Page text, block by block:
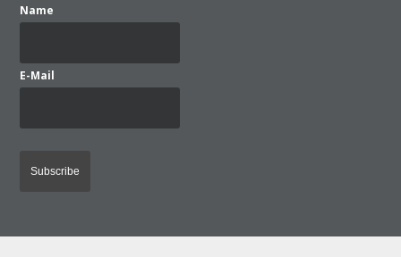
Name
E-Mail